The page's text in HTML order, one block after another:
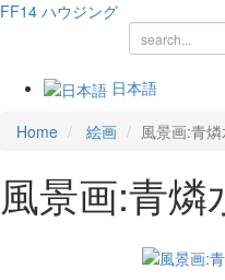
FF14 ハウジング
日本語
Home 絵画 風景画:青
風景画:青